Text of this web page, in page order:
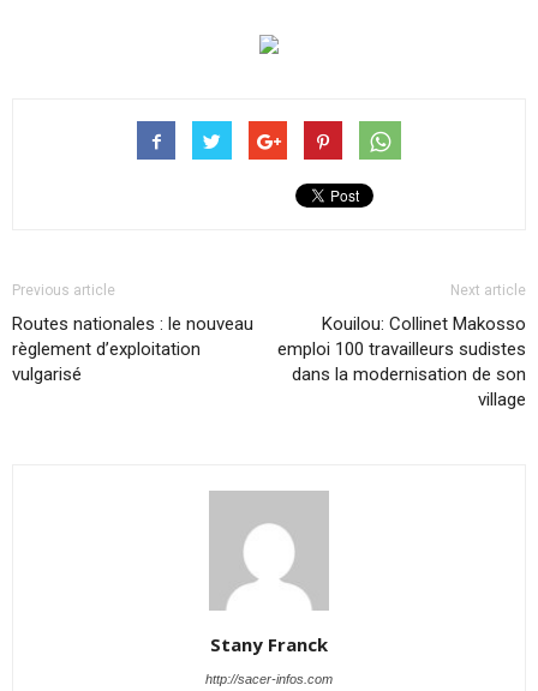
Previous article
Routes nationales : le nouveau
règlement d’exploitation
vulgarisé
Next article
Kouilou: Collinet Makosso
emploi 100 travailleurs sudistes
dans la modernisation de son
village
Stany Franck
http://sacer-infos.com